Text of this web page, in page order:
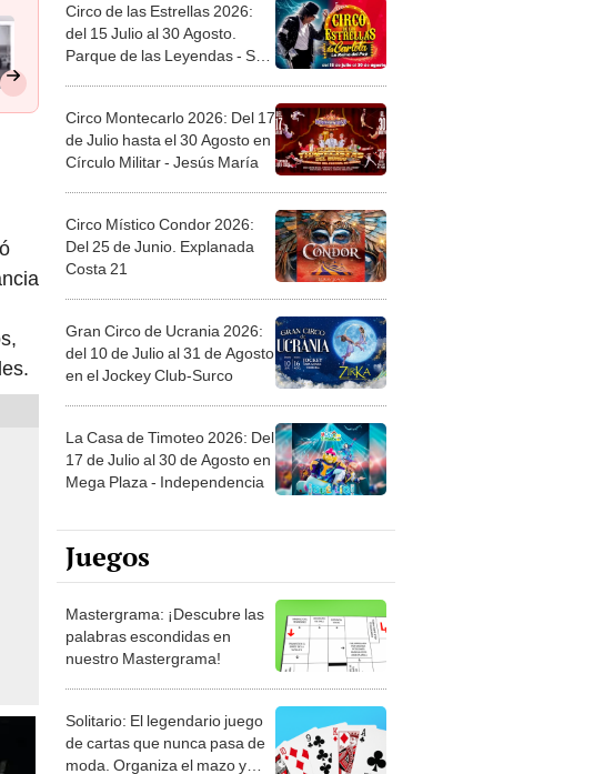
Circo de las Estrellas 2026:
del 15 Julio al 30 Agosto.
Parque de las Leyendas - San
Circo Montecarlo 2026: Del 17
de Julio hasta el 30 Agosto en
Círculo Militar - Jesús María
Circo Místico Condor 2026:
Del 25 de Junio. Explanada
Costa 21
Gran Circo de Ucrania 2026:
del 10 de Julio al 31 de Agosto
en el Jockey Club-Surco
La Casa de Timoteo 2026: Del
17 de Julio al 30 de Agosto en
Mega Plaza - Independencia
Juegos
Mastergrama: ¡Descubre las
palabras escondidas en
nuestro Mastergrama!
Solitario: El legendario juego
de cartas que nunca pasa de
moda. Organiza el mazo y